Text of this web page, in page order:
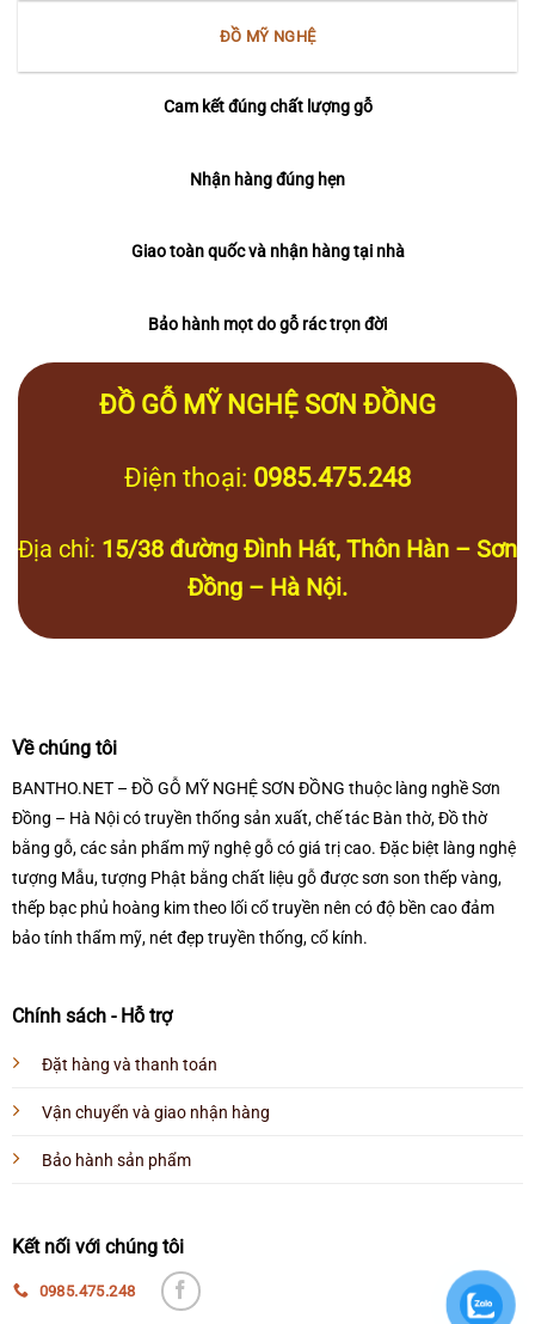
ĐỒ MỸ NGHỆ
Cam kết đúng chất lượng gỗ
Nhận hàng đúng hẹn
Giao toàn quốc và nhận hàng tại nhà
Bảo hành mọt do gỗ rác trọn đời
ĐỒ GỖ MỸ NGHỆ SƠN ĐỒNG
Điện thoại: 0985.475.248
Địa chỉ: 15/38 đường Đình Hát, Thôn Hàn – Sơn
Đồng – Hà Nội.
Về chúng tôi
BANTHO.NET – ĐỒ GỖ MỸ NGHỆ SƠN ĐỒNG thuộc làng nghề Sơn
Đồng – Hà Nội có truyền thống sản xuất, chế tác Bàn thờ, Đồ thờ
bằng gỗ, các sản phẩm mỹ nghệ gỗ có giá trị cao. Đặc biệt làng nghệ
tượng Mẫu, tượng Phật bằng chất liệu gỗ được sơn son thếp vàng,
thếp bạc phủ hoàng kim theo lối cổ truyền nên có độ bền cao đảm
bảo tính thẩm mỹ, nét đẹp truyền thống, cổ kính.
Chính sách - Hỗ trợ
Đặt hàng và thanh toán
Vận chuyển và giao nhận hàng
Bảo hành sản phẩm
Kết nối với chúng tôi
0985.475.248